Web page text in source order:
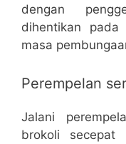
dengan
dihentikan pada
masa
Perempelan
Jalani
brokoli secepat